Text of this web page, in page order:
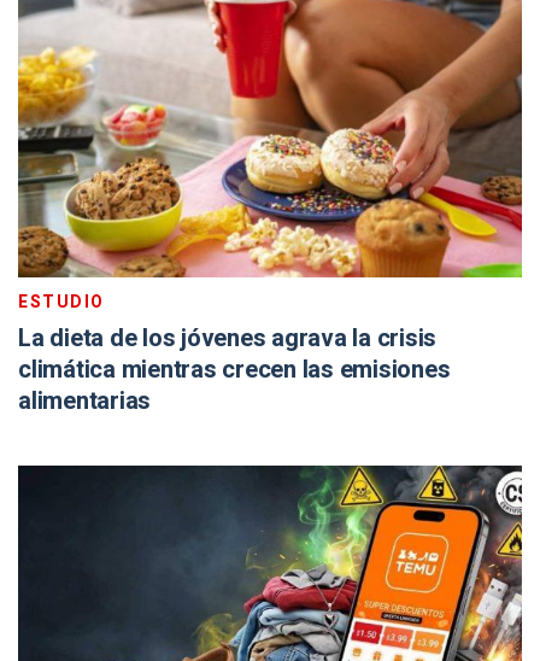
ESTUDIO
La dieta de los jóvenes agrava la crisis
climática mientras crecen las emisiones
alimentarias